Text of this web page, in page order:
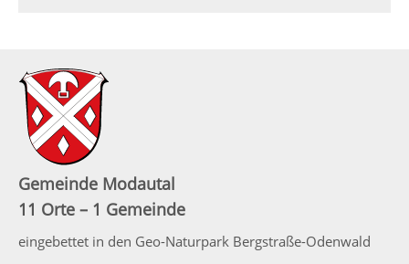
Gemeinde Modautal
11 Orte – 1 Gemeinde
eingebettet in den Geo-Naturpark Bergstraße-Odenwald